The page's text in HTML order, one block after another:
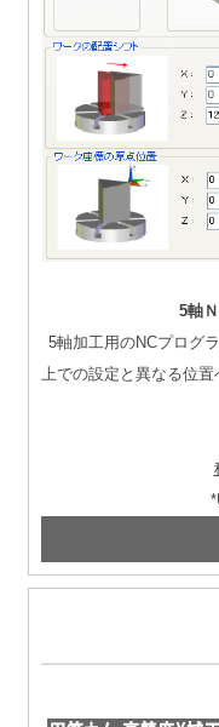
5軸
5軸加工用のNCプログ
上での設定と異なる位